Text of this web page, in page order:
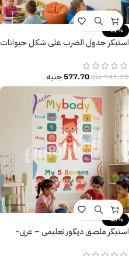
-22%
استيكر جدول الضرب على شكل حيوانات
741.20جنيه577.70جنيه
-43%
استيكر ملصق ديكور تعليمي – عربي-